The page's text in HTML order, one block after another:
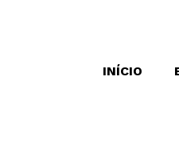
INÍCIO